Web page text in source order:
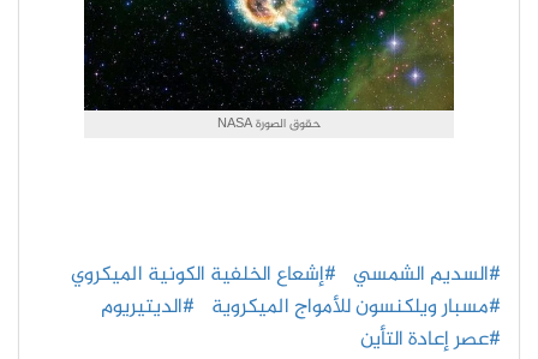
حقوق الصورة NASA
#السديم الشمسي #إشعاع الخلفية الكونية الميكروي
#مسبار ويلكنسون للأمواج الميكروية #الديتيريوم
#عصر إعادة التأين